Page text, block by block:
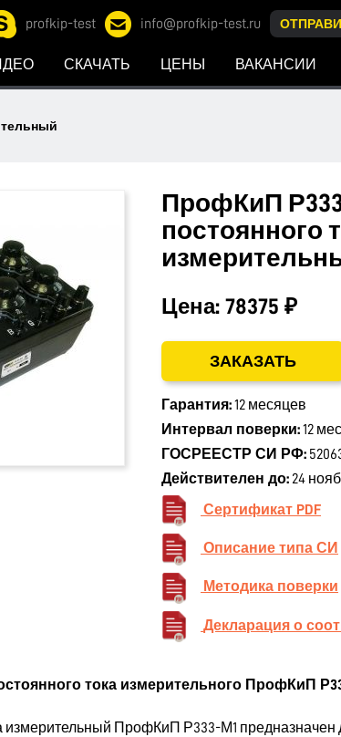
profkip-test info@profkip-test.ru
СКАЧАТЬ ЦЕНЫ ВАКАНСИИ
ПрофКиП
постоянного
Цена: 78375 ₽
ЗАКАЗАТЬ
Гарантия:12 месяцев
Интервал поверки:12
ГОСРЕЕСТР СИ РФ:
Действителен до: 24
Сертификат PDF
Описание типа СИ
Методика поверки
Декларация о
тока измерительного ПрофКиП
измерительный ПрофКиП Р333-М1 предназначен